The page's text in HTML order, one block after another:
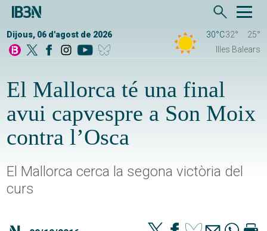
Dijous, 06 d'agost de 2026 30°C32°
25°
Illes Balears
El Mallorca té una final
avui capvespre a Son Moix
contra l’Osca
El Mallorca cerca la segona victòria del
curs